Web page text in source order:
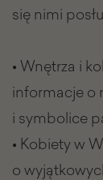
się nimi
• Wnętrza i
informacje o
i symbolice
• Kobiety w
o